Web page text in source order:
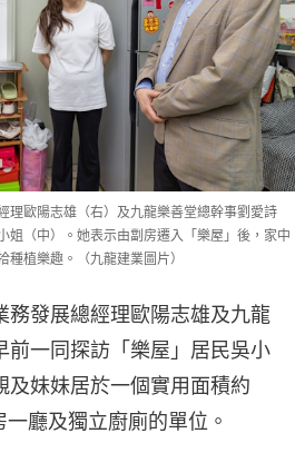
理歐陽志雄（右）及九龍樂善堂總幹事劉愛詩
姐（中）。她表示由劏房遷入「樂屋」後，家中
植樂趣。（九龍建業圖片）
務發展總經理歐陽志雄及九龍
前一同探訪「樂屋」居民吳小
及妹妹居於一個實用面積約
廳及獨立廚廁的單位。